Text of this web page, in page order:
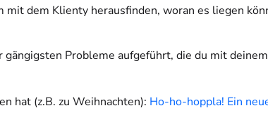
mit dem Klienty herausfinden, woran es liegen
gängigsten Probleme aufgeführt, die du mit
hat (z.B. zu Weihnachten): Ho-ho-hoppla! Ein